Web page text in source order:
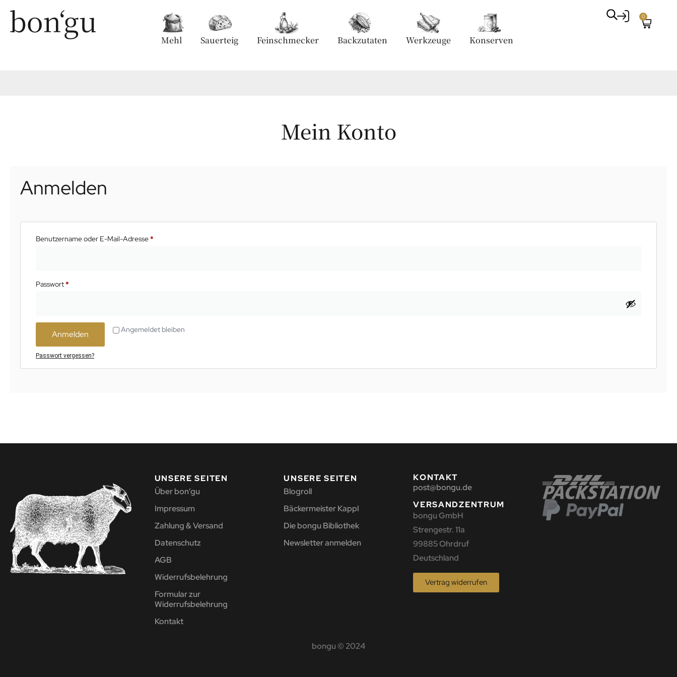
Mehl Sauerteig Feinschmecker Backzutaten Werkzeuge Konserven
0
Mein Konto
Anmelden
Benutzername oder E-Mail-Adresse*
Passwort*
Angemeldet bleiben
Anmelden
Passwort vergessen?
UNSERE SEITEN
Über bon’gu
Impressum
Zahlung & Versand
Datenschutz
AGB
Widerrufsbelehrung
Formular zur
Widerrufsbelehrung
Kontakt
UNSERE SEITEN
Blogroll
Bäckermeister Kappl
Die bongu Bibliothek
Newsletter anmelden
KONTAKT
post@bongu.de
VERSANDZENTRUM
bongu GmbH
Strengestr. 11a
99885 Ohrdruf
Deutschland
Vertrag widerrufen
bongu © 2024